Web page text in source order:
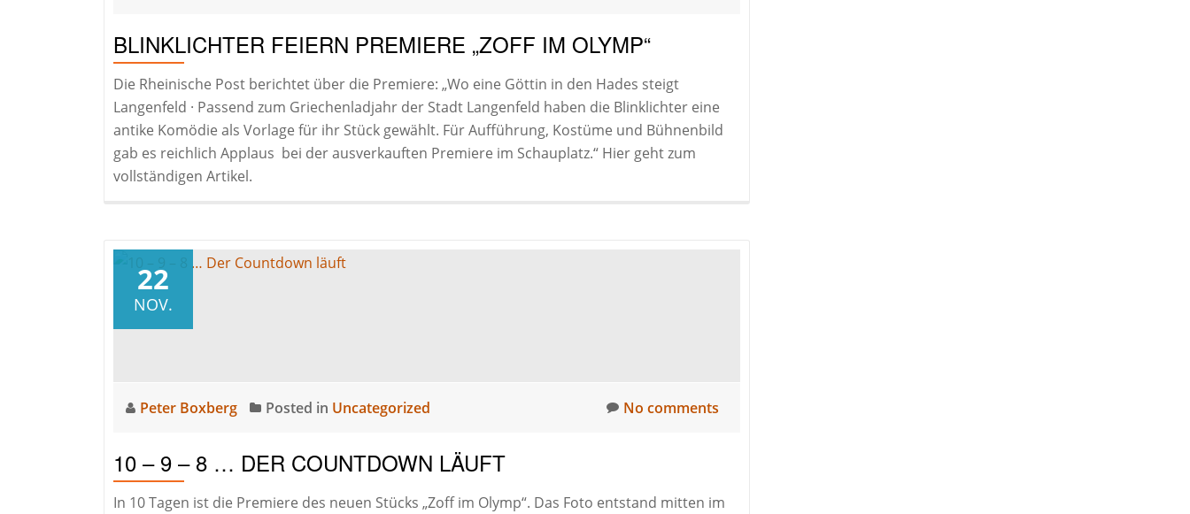
BLINKLICHTER FEIERN PREMIERE „ZOFF IM OLYMP“
Die Rheinische Post berichtet über die Premiere: „Wo eine Göttin in den Hades steigt
Langenfeld · Passend zum Griechenladjahr der Stadt Langenfeld haben die Blinklichter eine
antike Komödie als Vorlage für ihr Stück gewählt. Für Aufführung, Kostüme und Bühnenbild
gab es reichlich Applaus bei der ausverkauften Premiere im Schauplatz.“ Hier geht zum
vollständigen Artikel.
22
NOV.
Peter Boxberg Posted in Uncategorized No comments
10 – 9 – 8 … DER COUNTDOWN LÄUFT
In 10 Tagen ist die Premiere des neuen Stücks „Zoff im Olymp“. Das Foto entstand mitten im